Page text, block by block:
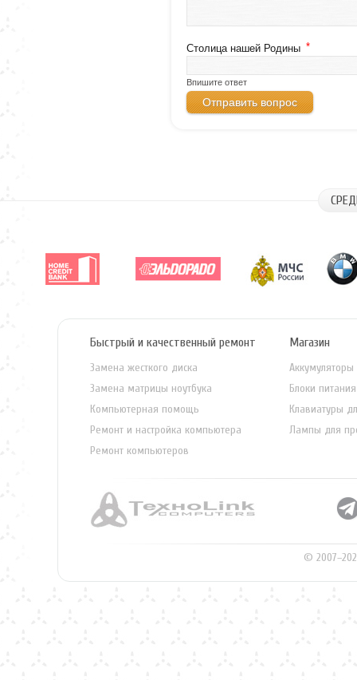
Столица нашей Родины *
Впишите ответ
Быстрый и качественный ремонт
Замена жесткого диска
Замена матрицы ноутбука
Компьютерная помощь
Ремонт и настройка компьютера
Ремонт компьютеров
Магазин
Блоки
Клавиатуры
Лампы для
©